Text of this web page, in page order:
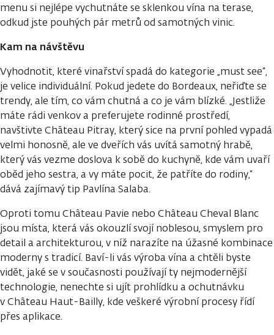
menu si nejlépe vychutnáte se sklenkou vína na terase,
odkud jste pouhých pár metrů od samotných vinic.
Kam na návštěvu
Vyhodnotit, které vinařství spadá do kategorie „must see“,
je velice individuální. Pokud jedete do Bordeaux, neřiďte se
trendy, ale tím, co vám chutná a co je vám blízké. „Jestliže
máte rádi venkov a preferujete rodinné prostředí,
navštivte Château Pitray, který sice na první pohled vypadá
velmi honosně, ale ve dveřích vás uvítá samotný hrabě,
který vás vezme doslova k sobě do kuchyně, kde vám uvaří
oběd jeho sestra, a vy máte pocit, že patříte do rodiny,“
dává zajímavý tip Pavlína Salaba.
Oproti tomu Château Pavie nebo Château Cheval Blanc
jsou místa, která vás okouzlí svojí noblesou, smyslem pro
detail a architekturou, v níž narazíte na úžasné kombinace
moderny s tradicí. Baví-li vás výroba vína a chtěli byste
vidět, jaké se v současnosti používají ty nejmodernější
technologie, nenechte si ujít prohlídku a ochutnávku
v Château Haut-Bailly, kde veškeré výrobní procesy řídí
přes aplikace.